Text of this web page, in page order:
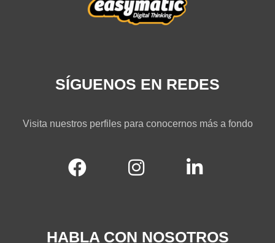
SÍGUENOS EN REDES
Visita nuestros perfiles para conocernos más a fondo
HABLA CON NOSOTROS